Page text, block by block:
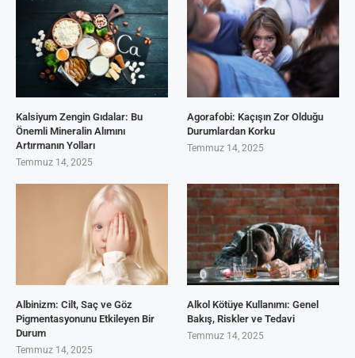
Kalsiyum Zengin Gıdalar: Bu
Önemli Mineralin Alımını
Artırmanın Yolları
Temmuz 14, 2025
Agorafobi: Kaçışın Zor Olduğu
Durumlardan Korku
Temmuz 14, 2025
Albinizm: Cilt, Saç ve Göz
Pigmentasyonunu Etkileyen Bir
Durum
Temmuz 14, 2025
Alkol Kötüye Kullanımı: Genel
Bakış, Riskler ve Tedavi
Temmuz 14, 2025